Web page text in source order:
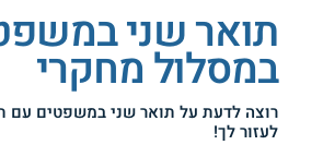
תואר שני
במסלול מחקרי
רוצה לדעת על תואר שני במשפטים עם
לעזור לך!